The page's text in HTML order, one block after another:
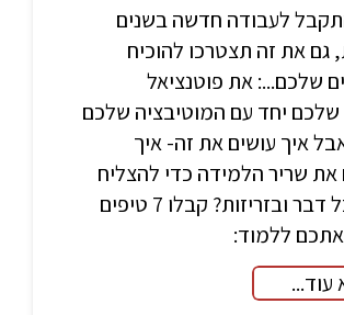
לעבודה חדשה בשנים
גם את זה תצטרכו להוכיח
שלכם...: את פוטנציאל
יחד עם המוטיבציה שלכם
איך עושים את זה- איך
שריר הלמידה כדי להצליח
ללמוד כל דבר ובזריזות? קבלו 7 טיפים
ללמוד:
עוד...